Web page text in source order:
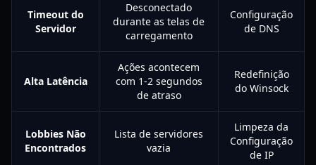
Timeout do
Servidor
Desconectado
durante as telas de
carregamento
Configuração
de DNS
Alta Latência
Ações acontecem
com 1-2 segundos
de atraso
Redefinição
do Winsock
Lobbies Não
Encontrados
Lista de servidores
vazia
Limpeza da
Configuração
de IP